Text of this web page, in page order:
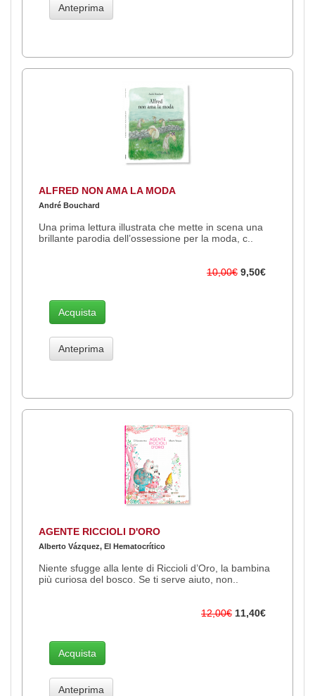
Anteprima
ALFRED NON AMA LA MODA
André Bouchard
Una prima lettura illustrata che mette in scena una
brillante parodia dell’ossessione per la moda, c..
10,00€ 9,50€
Acquista
Anteprima
AGENTE RICCIOLI D'ORO
Alberto Vázquez, El Hematocrítico
Niente sfugge alla lente di Riccioli d’Oro, la bambina
più curiosa del bosco. Se ti serve aiuto, non..
12,00€ 11,40€
Acquista
Anteprima